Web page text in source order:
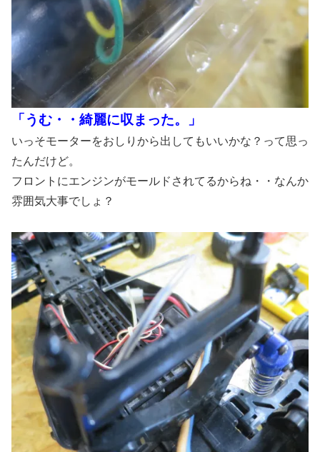
「うむ・・綺麗に収まった。」
いっそモーターをおしりから出してもいいかな？って思っ
たんだけど。
フロントにエンジンがモールドされてるからね・・なんか
雰囲気大事でしょ？